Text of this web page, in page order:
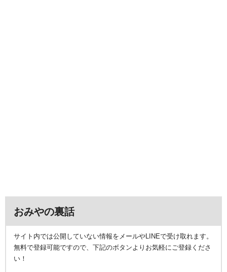
おみやの裏話
サイト内では公開していない情報をメールやLINEで受け取れます。
無料で登録可能ですので、下記のボタンよりお気軽にご登録くださ
い！